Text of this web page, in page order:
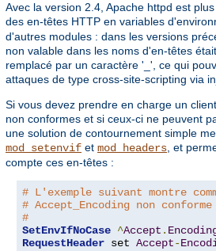
Avec la version 2.4, Apache httpd est
des en-têtes HTTP en variables
d'autres modules : dans les versions
non valable dans les noms d'en-têtes
remplacé par un caractère '_', ce qui
attaques de type cross-site-scripting via
Si vous devez prendre en charge un
non conformes et si ceux-ci ne peuvent
une solution de contournement simple
mod_setenvif et mod_headers, et
compte ces en-têtes :
# L'exemple suivant montre
# Accept_Encoding non
#
SetEnvIfNoCase ^Accept .
RequestHeader set Accept-